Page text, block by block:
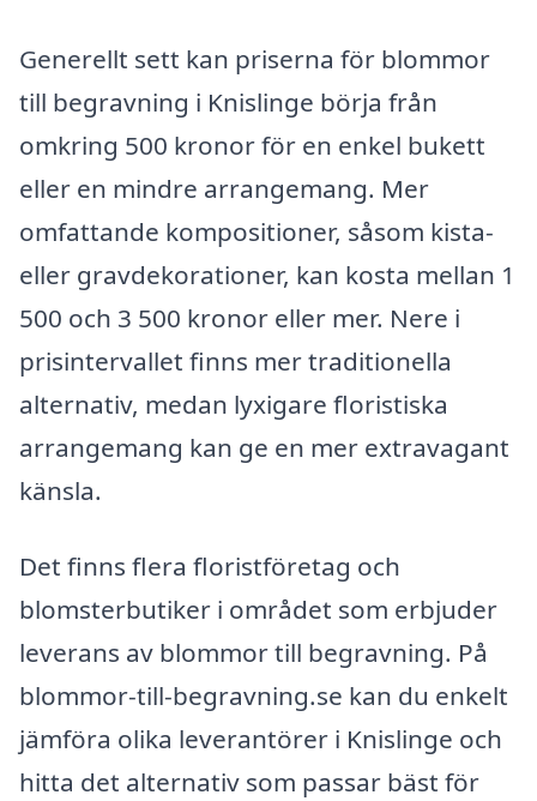
Generellt sett kan priserna för blommor
till begravning i Knislinge börja från
omkring 500 kronor för en enkel bukett
eller en mindre arrangemang. Mer
omfattande kompositioner, såsom kista-
eller gravdekorationer, kan kosta mellan 1
500 och 3 500 kronor eller mer. Nere i
prisintervallet finns mer traditionella
alternativ, medan lyxigare floristiska
arrangemang kan ge en mer extravagant
känsla.
Det finns flera floristföretag och
blomsterbutiker i området som erbjuder
leverans av blommor till begravning. På
blommor-till-begravning.se kan du enkelt
jämföra olika leverantörer i Knislinge och
hitta det alternativ som passar bäst för